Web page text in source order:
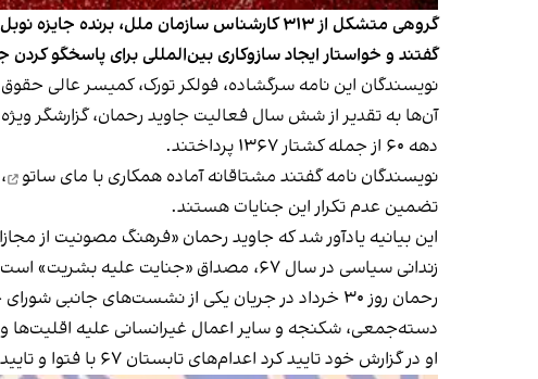
گفتند و خواستار ایجاد سازوکاری بین‌المللی برای پاسخگو
نویسندگان این نامه سرگشاده، فولکر تورک، کمیسر عالی
آن‌ها به تقدیر از شش سال فعالیت جاوید رحمان، گزارشگر
دهه ۶۰ از جمله کشتار ۱۳۶۷ پرداختند.
نویسندگان نامه گفتند مشتاقانه آماده همکاری با مای ساتو
تضمین عدم تکرار این جنایات هستند.
این بیانیه یادآور شد که جاوید رحمان «فرهنگ مصونیت از
زندانی سیاسی در سال ۶۷،
مصداق «جنایت علیه بشریت» است
رحمان روز ۳۰ خرداد در جریان یکی از نشست‌های
دسته‌جمعی، شکنجه و سایر اعمال غیرانسانی علیه
او در گزارش خود تایید کرد اعدام‌های تابستان ۶۷ با فتوا و تایید روح‌الله خمینی، بنیان‌گذار جمهوری اسلامی و از طریق هیات چهاره نفره مرگ انجام شد.